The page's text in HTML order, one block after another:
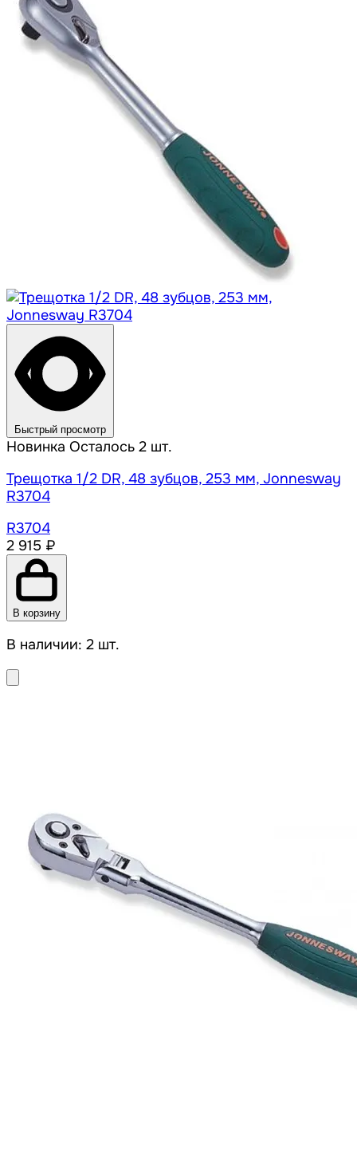
Быстрый просмотр
Новинка Осталось 2 шт.
Трещотка 1/2 DR, 48 зубцов, 253 мм, Jonnesway
R3704
R3704
2 915 ₽
В корзину
В наличии: 2 шт.